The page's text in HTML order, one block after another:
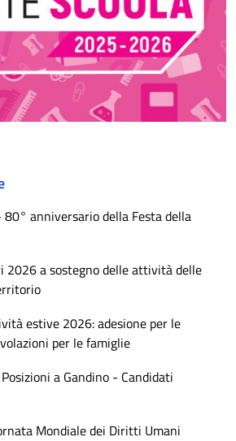
80° anniversario della Festa della
2026 a sostegno delle attività delle
estive 2026: adesione per le
per le famiglie
a Gandino - Candidati
Mondiale dei Diritti Umani